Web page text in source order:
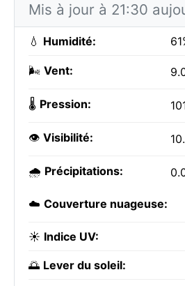
Mis à jour à 21:30
💧 Humidité:
🌬️ Vent:
🌡️ Pression:
👁️ Visibilité:
🌧️ Précipitations:
☁️ Couverture nuageuse:
☀️ Indice UV:
🌅 Lever du soleil: